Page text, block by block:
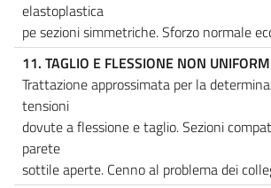
elastoplastica
pe sezioni simmetriche. Sforzo normale
11. TAGLIO E FLESSIONE NON
Trattazione approssimata per la
tensioni
dovute a flessione e taglio. Sezioni
parete
sottile aperte. Cenno al problema dei